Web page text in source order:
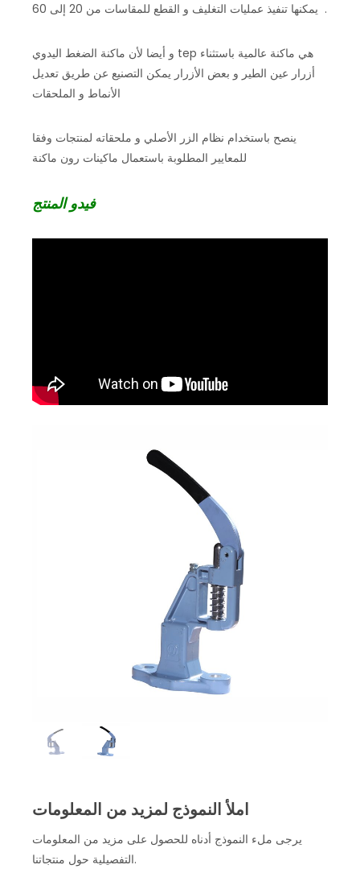
يمكنها تنفيذ عمليات التغليف و القطع للمقاسات من 20 إلى 60 .
و أيضا لأن ماكنة الضغط اليدوي tep هي ماكنة عالمية باستثناء
أزرار عين الطير و بعض الأزرار يمكن التصنيع عن طريق تعديل
الأنماط و الملحقات
ينصح باستخدام نظام الزر الأصلي و ملحقاته لمنتجات وفقا
للمعايير المطلوبة باستعمال ماكينات رون ماكنة
فيدو المنتج
املأ النموذج لمزيد من المعلومات
يرجى ملء النموذج أدناه للحصول على مزيد من المعلومات
التفصيلية حول منتجاتنا.